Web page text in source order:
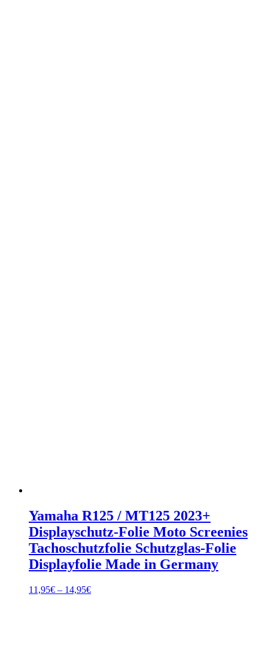
Yamaha R125 / MT125 2023+
Displayschutz-Folie Moto Screenies
Tachoschutzfolie Schutzglas-Folie
Displayfolie Made in Germany
11,95€ – 14,95€Preisspanne: